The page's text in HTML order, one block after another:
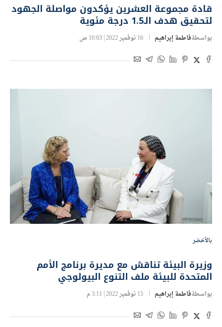
قادة مجموعة العشرين يؤكدون مواصلة الجهود
لتحقيق هدف الـ1.5 درجة مئوية
بواسطةفاطمة إبراهيم 16 نوفمبر 2022 | 10:03 ص
بالأخضر
وزيرة البيئة تناقش مع مديرة برنامج الأمم
المتحدة للبيئة ملف التنوع البيولوجي
بواسطةفاطمة إبراهيم 15 نوفمبر 2022 | 3:11 م